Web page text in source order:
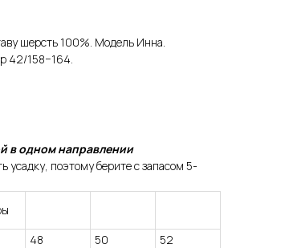
шерсть 100%. Модель Инна.
42/158−164.
в одном направлении
поэтому берите с запасом 5-
48 50
52